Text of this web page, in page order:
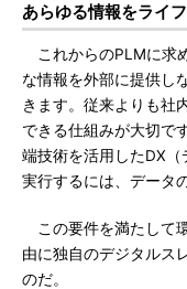
あらゆる情報をライ
これからのPLMに求
な情報を外部に提供し
きます。従来よりも社
できる仕組みが大切で
端技術を活用したDX
実行するには、データ
この要件を満たして
由に独自のデジタルス
のだ。